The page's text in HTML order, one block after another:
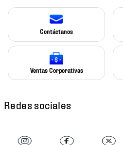
Contáctanos
Ventas Corporativas
Redes sociales